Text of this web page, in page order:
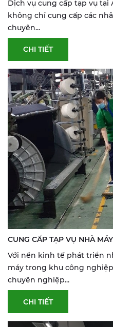
Dịch vụ cung cấp tạp vụ
không chỉ cung cấp các
chuyên...
CHI TIẾT
CUNG CẤP TẠP VỤ NHÀ
Với nền kinh tế phát triển
máy trong khu công
chuyên nghiệp...
CHI TIẾT